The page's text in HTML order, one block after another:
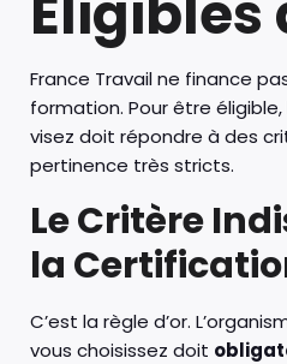
France Travail ne finance
formation. Pour être
visez doit répondre à des
pertinence très stricts.
Le Critère
la
C’est la règle d’or.
vous choisissez doit